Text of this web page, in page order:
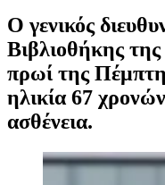
Ο γενικός
Βιβλιοθήκης
πρωί της
ηλικία 67
ασθένεια.